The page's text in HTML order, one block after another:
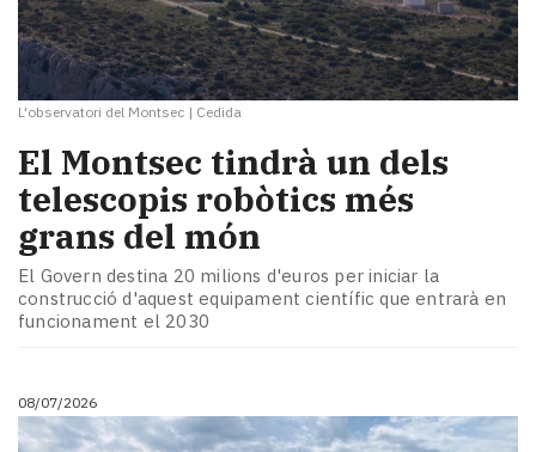
L'observatori del Montsec | Cedida
El Montsec tindrà un dels
telescopis robòtics més
grans del món
El Govern destina 20 milions d'euros per iniciar la
construcció d'aquest equipament científic que entrarà en
funcionament el 2030
08/07/2026